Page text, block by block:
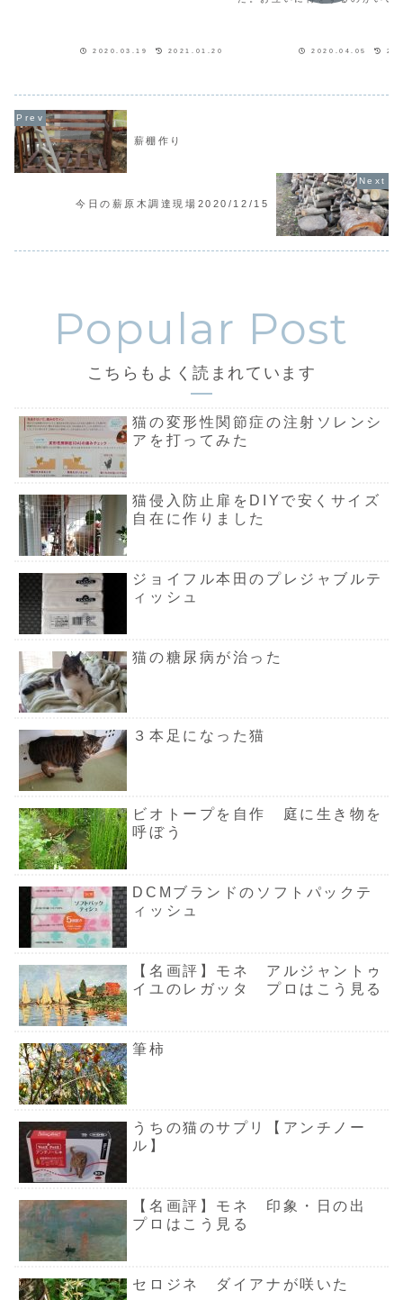
2020.03.19 2021.01.20 2020.04.05
薪棚作り
今日の薪原木調達現場2020/12/15
こちらもよく読まれています
猫の変形性関節症の注射ソレンシ
アを打ってみた
猫侵入防止扉をDIYで安くサイズ
自在に作りました
ジョイフル本田のプレジャブルテ
ィッシュ
猫の糖尿病が治った
３本足になった猫
ビオトープを自作 庭に生き物を
呼ぼう
DCMブランドのソフトパックテ
ィッシュ
【名画評】モネ アルジャントゥ
イユのレガッタ プロはこう見る
筆柿
うちの猫のサプリ【アンチノー
ル】
【名画評】モネ 印象・日の出
プロはこう見る
セロジネ ダイアナが咲いた